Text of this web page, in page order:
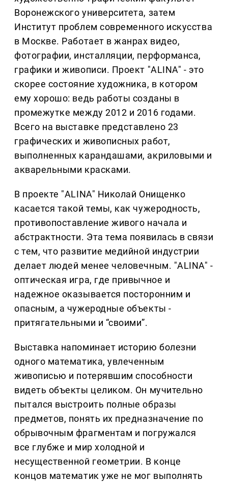
Воронежского университета, затем
Институт проблем современного искусства
в Москве. Работает в жанрах видео,
фотографии, инсталляции, перформанса,
графики и живописи. Проект "ALINA" - это
скорее состояние художника, в котором
ему хорошо: ведь работы созданы в
промежутке между 2012 и 2016 годами.
Всего на выставке представлено 23
графических и живописных работ,
выполненных карандашами, акриловыми и
акварельными красками.
В проекте "ALINA" Николай Онищенко
касается такой темы, как чужеродность,
противопоставление живого начала и
абстрактности. Эта тема появилась в связи
с тем, что развитие медийной индустрии
делает людей менее человечным. "ALINA" -
оптическая игра, где привычное и
надежное оказывается посторонним и
опасным, а чужеродные объекты -
притягательными и “своими”.
Выставка напоминает историю болезни
одного математика, увлеченным
живописью и потерявшим способности
видеть объекты целиком. Он мучительно
пытался выстроить полные образы
предметов, понять их предназначение по
обрывочным фрагментам и погружался
все глубже и мир холодной и
несущественной геометрии. В конце
концов математик уже не мог выполнять